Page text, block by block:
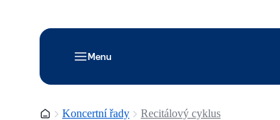
Menu
Domovská stránka
Koncertní řady Recitálový cyklus